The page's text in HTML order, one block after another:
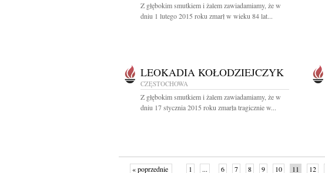
Z głębokim smutkiem i żalem zawiadamiamy, że w
dniu 1 lutego 2015 roku zmarł w wieku 84 lat...
LEOKADIA KOŁODZIEJCZYK
CZĘSTOCHOWA
Z głębokim smutkiem i żalem zawiadamiamy, że w
dniu 17 stycznia 2015 roku zmarła tragicznie w...
« poprzednie 1 ... 6 7 8 9 10 11 12